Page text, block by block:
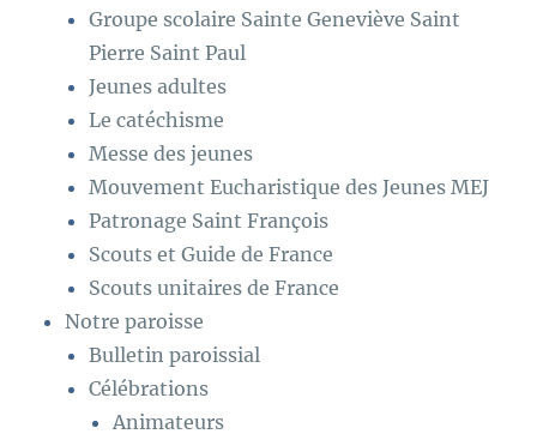
Groupe scolaire Sainte Geneviève Saint
Pierre Saint Paul
Jeunes adultes
Le catéchisme
Messe des jeunes
Mouvement Eucharistique des Jeunes MEJ
Patronage Saint François
Scouts et Guide de France
Scouts unitaires de France
Notre paroisse
Bulletin paroissial
Célébrations
Animateurs